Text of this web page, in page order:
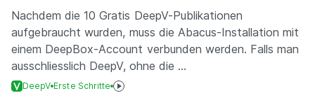
Nachdem die 10 Gratis DeepV-Publikationen
aufgebraucht wurden, muss die Abacus-Installation mit
einem DeepBox-Account verbunden werden. Falls man
ausschliesslich DeepV, ohne die ...
DeepV Erste Schritte